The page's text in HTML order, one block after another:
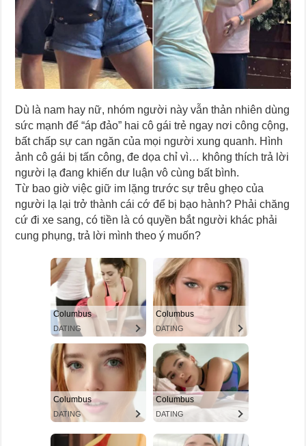
Dù là nam hay nữ, nhóm người này vẫn thản nhiên dùng
sức mạnh để “áp đảo” hai cô gái trẻ ngay nơi công cộng,
bất chấp sự can ngăn của mọi người xung quanh. Hình
ảnh cô gái bị tấn công, đe dọa chỉ vì… không thích trả lời
người lạ đang khiến dư luận vô cùng bất bình.
Từ bao giờ việc giữ im lặng trước sự trêu ghẹo của
người lạ lại trở thành cái cớ để bị bạo hành? Phải chăng
cứ đi xe sang, có tiền là có quyền bắt người khác phải
cung phụng, trả lời mình theo ý muốn?